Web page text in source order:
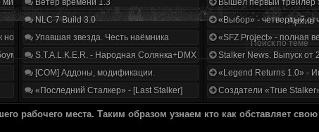
геймплей и сюжет | Разбор трейлера
нововведений
и отвага
Ветер времени 1.3
NLC 7 Build 3.0
Упавшая звезда. Честь наёмника
S.T.A.L.K.E.R. - Народная Солянка+DMX 1.3.5.ООП.МА.К.
[COM] Аддоны, модификации.
«Последний Сталкер» - [Last Stalker]
Вышел первый трейлер
«Выбор» - четвертый
«SFZ Project» - полная
Stalker News. Выпуск от
«Legend Returns 1.0» -
Создатели «True
Архив
рабочего места. Таким образом узнаем кто как обставляет